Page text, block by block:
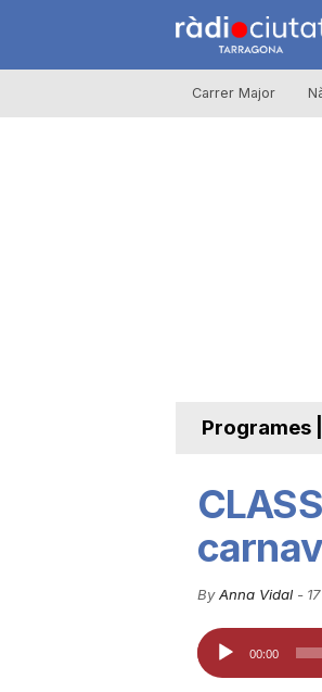
Carrer Major
Programes
By Anna Vidal-
Reproductor
d'àudio
00:00